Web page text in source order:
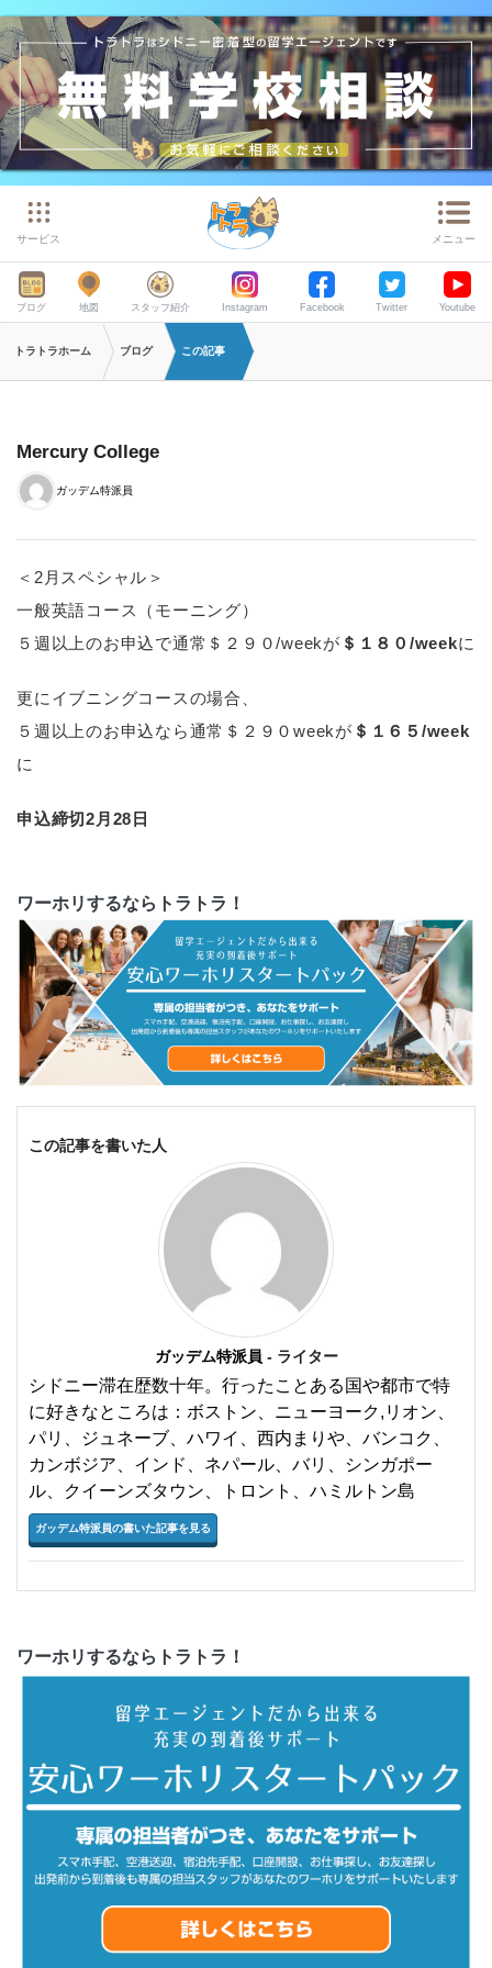
サービス メニュー
ブログ 地図 スタッフ紹介 Instagram Facebook Twitter Youtube
トラトラホーム ブログ この記事
Mercury College
ガッデム特派員
＜2月スペシャル＞
一般英語コース（モーニング）
５週以上のお申込で通常＄２９０/weekが ＄１８０/weekに
更にイブニングコースの場合、
５週以上のお申込なら通常＄２９０weekが ＄１６５/week
に
申込締切2月28日
ワーホリするならトラトラ！
この記事を書いた人
ガッデム特派員 - ライター
シドニー滞在歴数十年。行ったことある国や都市で特
に好きなところは：ボストン、ニューヨーク,リオン、
パリ、ジュネーブ、ハワイ、西内まりや、バンコク、
カンボジア、インド、ネパール、バリ、シンガポー
ル、クイーンズタウン、トロント、ハミルトン島
ガッデム特派員の書いた記事を見る
ワーホリするならトラトラ！